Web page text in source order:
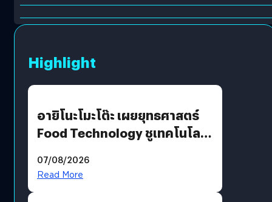
Highlight
อายิโนะโมะโต๊ะ เผยยุทธศาสตร์
Food Technology ชูเทคโนโลยี
บริโภคและ B2B
07/08/2026
Read More